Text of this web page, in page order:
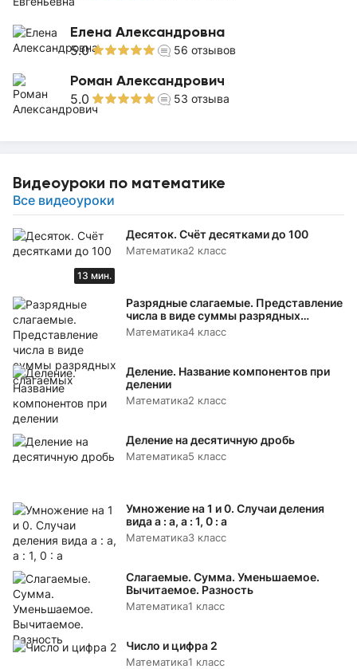
Елена Александровна
5.0 56 отзывов
Роман Александрович
5.0 53 отзыва
Видеоуроки по математике
Все видеоуроки
13 мин.
Десяток. Счёт десятками до 100
Математика2 класс
Разрядные слагаемые. Представление
числа в виде суммы разрядных
слагаемых
Математика4 класс
Деление. Название компонентов при
делении
Математика2 класс
Деление на десятичную дробь
Математика5 класс
Умножение на 1 и 0. Случаи деления
вида а : а, а : 1, 0 : а
Математика3 класс
Слагаемые. Сумма. Уменьшаемое.
Вычитаемое. Разность
Математика1 класс
Число и цифра 2
Математика1 класс